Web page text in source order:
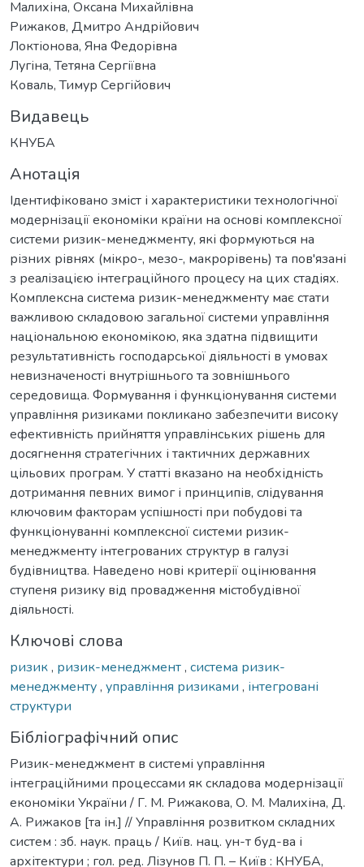
Малихіна, Оксана Михайлівна
Рижаков, Дмитро Андрійович
Локтіонова, Яна Федорівна
Лугіна, Тетяна Сергіївна
Коваль, Тимур Сергійович
Видавець
КНУБА
Анотація
Ідентифіковано зміст і характеристики технологічної
модернізації економіки країни на основі комплексної
системи ризик-менеджменту, які формуються на
різних рівнях (мікро-, мезо-, макрорівень) та пов'язані
з реалізацією інтеграційного процесу на цих стадіях.
Комплексна система ризик-менеджменту має стати
важливою складовою загальної системи управління
національною економікою, яка здатна підвищити
результативність господарської діяльності в умовах
невизначеності внутрішнього та зовнішнього
середовища. Формування і функціонування системи
управління ризиками покликано забезпечити високу
ефективність прийняття управлінських рішень для
досягнення стратегічних і тактичних державних
цільових програм. У статті вказано на необхідність
дотримання певних вимог і принципів, слідування
ключовим факторам успішності при побудові та
функціонуванні комплексної системи ризик-
менеджменту інтегрованих структур в галузі
будівництва. Наведено нові критерії оцінювання
ступеня ризику від провадження містобудівної
діяльності.
Ключові слова
ризик, ризик-менеджмент, система ризик-
менеджменту, управління ризиками , інтегровані
структури
Бібліографічний опис
Ризик-менеджмент в системі управління
інтеграційними процессами як складова модернізації
економіки України / Г. М. Рижакова, О. М. Малихіна, Д.
А. Рижаков [та ін.] // Управління розвитком складних
систем : зб. наук. праць / Київ. нац. ун-т буд-ва і
архітектури ; гол. ред. Лізунов П. П. – Київ : КНУБА,